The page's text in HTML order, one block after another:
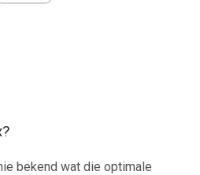
bekend wat die optimale